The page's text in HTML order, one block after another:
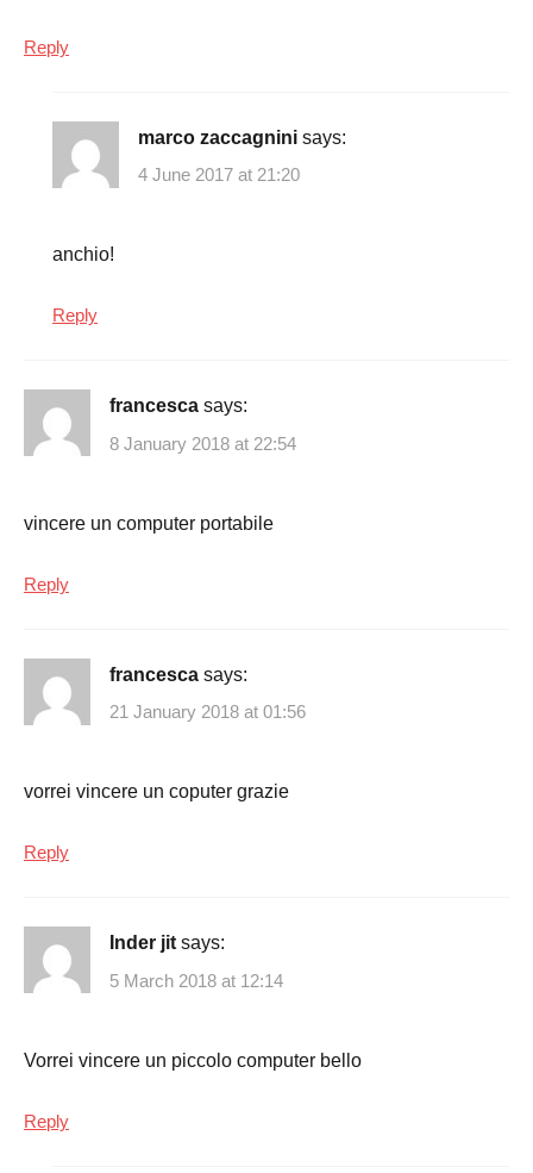
Reply
marco zaccagnini says:
4 June 2017 at 21:20
anchio!
Reply
francesca says:
8 January 2018 at 22:54
vincere un computer portabile
Reply
francesca says:
21 January 2018 at 01:56
vorrei vincere un coputer grazie
Reply
Inder jit says:
5 March 2018 at 12:14
Vorrei vincere un piccolo computer bello
Reply